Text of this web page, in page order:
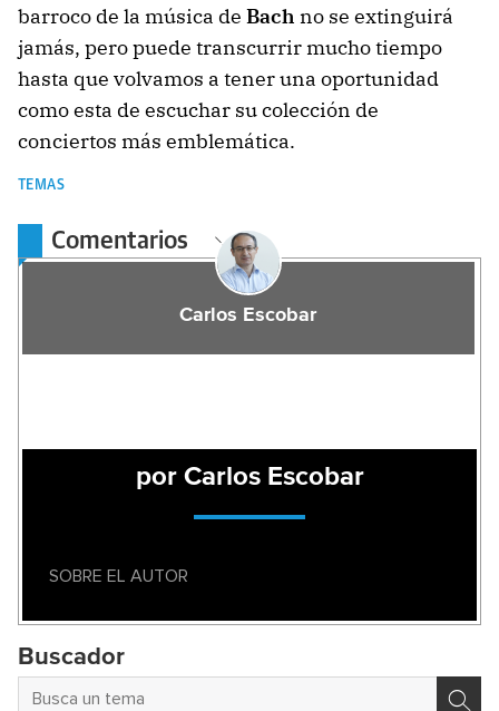
barroco de la música de Bach no se extinguirá
jamás, pero puede transcurrir mucho tiempo
hasta que volvamos a tener una oportunidad
como esta de escuchar su colección de
conciertos más emblemática.
TEMAS
Comentarios
Carlos Escobar
por Carlos Escobar
SOBRE EL AUTOR
Buscador